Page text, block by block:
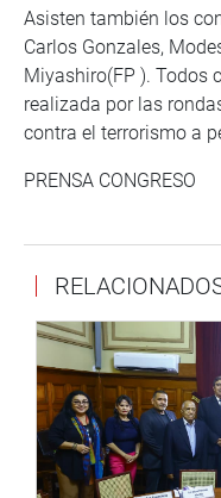
Asisten también los
Carlos Gonzales,
Miyashiro(FP ). Todos
realizada por las
contra el terrorismo a
PRENSA CONGRESO